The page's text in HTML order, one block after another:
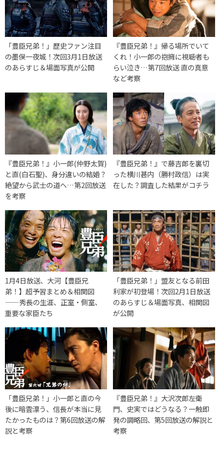
「豊臣兄弟！」歴史ファン注目
の墨俣一夜城！次回3月1日放送
のあらすじ＆場面写真が公開
『豊臣兄弟！』帰る場所でいて
くれ！小一郎の抱擁に視聴者も
らい泣き…第7回放送 直の真意
など考察
『豊臣兄弟！』小一郎(仲野太賀)
と直(白石聖)、身分違いの結婚？
絶望から武士の道へ…第2回放送
を考察
『豊臣兄弟！』で藤吉郎を裏切
った横川甚内（勝村政信）は実
在した？調査した結果がコチラ
1月4日放送、大河【豊臣兄
弟！】超予習まとめ＆相関図
——秀長の生涯、正室・側室、
重要な家臣たち
「豊臣兄弟！」盟友となる前田
利家が初登場！次回2月1日放送
のあらすじ＆場面写真、相関図
が公開
「豊臣兄弟！」小一郎と直の今
後に暗雲漂う、信長が本当に見
たかったものは？第6回放送の解
説と考察
『豊臣兄弟！』大沢次郎左衛
門、史実ではどうなる？一触即
発の調略回、第5回放送の解説と
考察